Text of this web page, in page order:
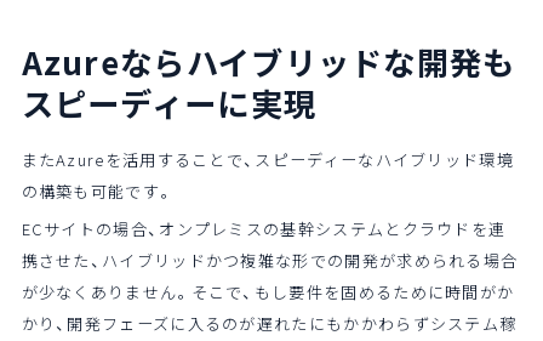
Azureならハイブリッドな開発も
スピーディーに実現
またAzureを活用することで、スピーディーなハイブリッド環境
の構築も可能です。
ECサイトの場合、オンプレミスの基幹システムとクラウドを連
携させた、ハイブリッドかつ複雑な形での開発が求められる場合
が少なくありません。そこで、もし要件を固めるために時間がか
かり、開発フェーズに入るのが遅れたにもかかわらずシステム稼